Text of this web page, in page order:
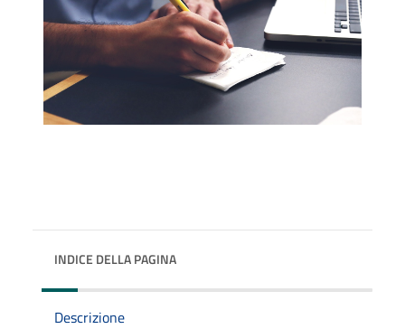
INDICE DELLA PAGINA
Descrizione